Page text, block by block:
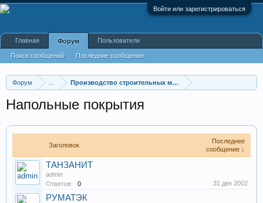
Войти или зарегистрироваться
Форум Производство строительных материалов, оборудования
Напольные покрытия
Заголовок
Последнее
сообщение ↓
ТАНЗАНИТ
admin
Ответов:
0 31 дек 2002
РУМАТЭК
Главная Форум
Поиск сообщений Последние сообщения
Пользователи